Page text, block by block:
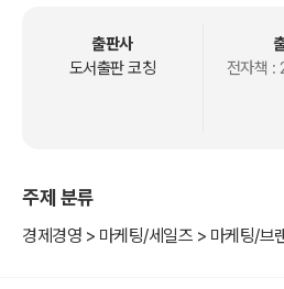
내용이 보다 더 넓고 깊어지게 되었다.
인지 모르는 독자들도 많다. 코칭이라
전의 내용을 보완하고 시대 상황에 맞게
을 개정하여 출판하게 되었다.
출판사
도서출판 코칭
전자책 :
주제 분류
경제경영 > 마케팅/세일즈 > 마케팅/브